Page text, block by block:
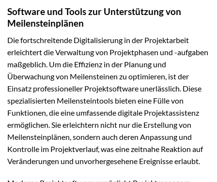
Software und Tools zur Unterstützung von
Meilensteinplänen
Die fortschreitende Digitalisierung in der Projektarbeit
erleichtert die Verwaltung von Projektphasen und -aufgaben
maßgeblich. Um die Effizienz in der Planung und
Überwachung von Meilensteinen zu optimieren, ist der
Einsatz professioneller Projektsoftware unerlässlich. Diese
spezialisierten Meilensteintools bieten eine Fülle von
Funktionen, die eine umfassende digitale Projektassistenz
ermöglichen. Sie erleichtern nicht nur die Erstellung von
Meilensteinplänen, sondern auch deren Anpassung und
Kontrolle im Projektverlauf, was eine zeitnahe Reaktion auf
Veränderungen und unvorhergesehene Ereignisse erlaubt.